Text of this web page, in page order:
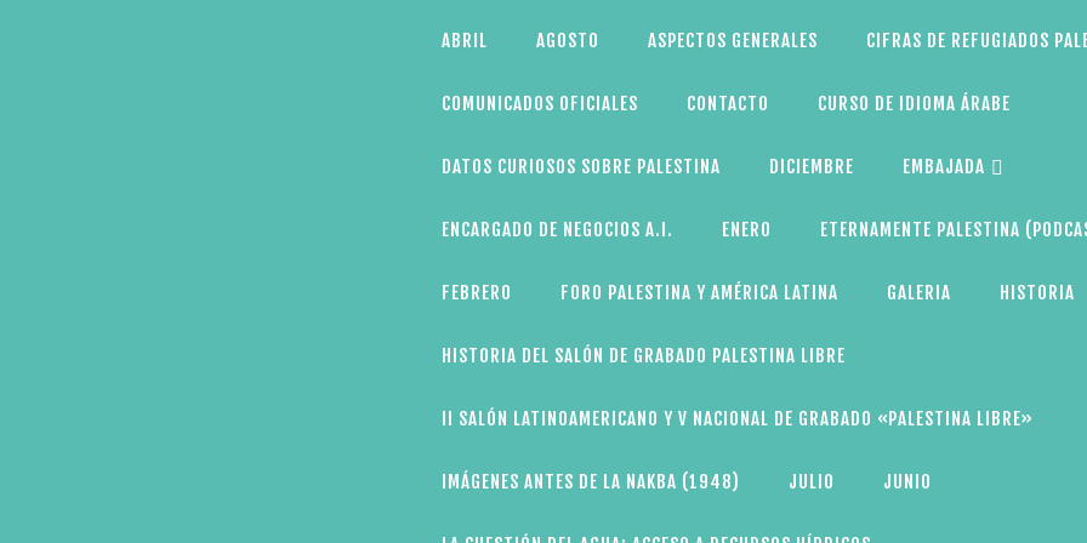
ABRIL AGOSTO ASPECTOS GENERALES CIFRAS DE REFUGIADOS
COMUNICADOS OFICIALES CONTACTO CURSO DE IDIOMA ÁRABE
DATOS CURIOSOS SOBRE PALESTINA DICIEMBRE EMBAJADA
ENCARGADO DE NEGOCIOS A.I. ENERO ETERNAMENTE PALESTINA
FEBRERO FORO PALESTINA Y AMÉRICA LATINA GALERIA HISTORIA
HISTORIA DEL SALÓN DE GRABADO PALESTINA LIBRE
II SALÓN LATINOAMERICANO Y V NACIONAL DE GRABADO «PALESTINA LIBRE»
IMÁGENES ANTES DE LA NAKBA (1948) JULIO JUNIO